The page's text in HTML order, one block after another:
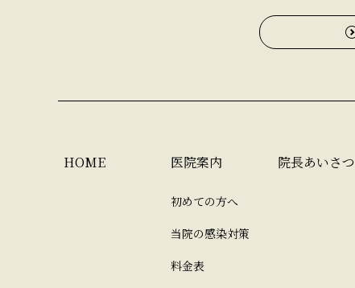
HOME 医院案内
初めての方へ
当院の感染対策
料金表
院長あいさつ